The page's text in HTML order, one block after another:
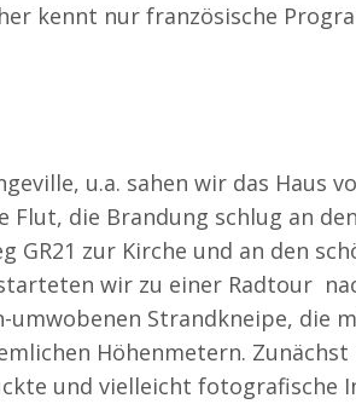
kennt nur französische
u.a. sahen wir das Haus
Flut, die Brandung schlug an
zur Kirche und an den
wir zu einer Radtour
Strandkneipe, die
Höhenmetern. Zunächst
und vielleicht fotografische